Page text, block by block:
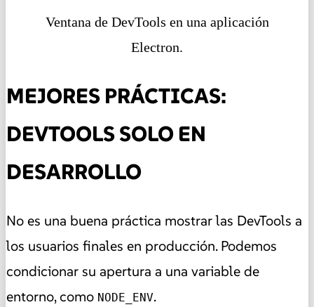
Ventana de DevTools en una aplicación
Electron.
MEJORES PRÁCTICAS:
DEVTOOLS SOLO EN
DESARROLLO
No es una buena práctica mostrar las DevTools a
los usuarios finales en producción. Podemos
condicionar su apertura a una variable de
entorno, como NODE_ENV.